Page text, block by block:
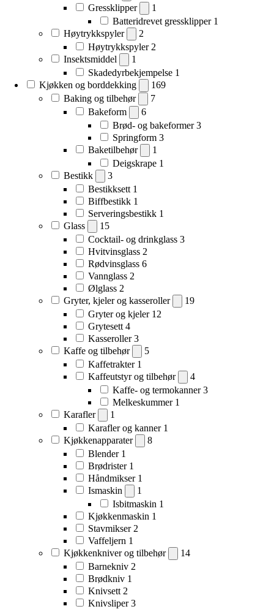
Gressklipper
1
Batteridrevet gressklipper 1
Høytrykkspyler
2
Høytrykkspyler 2
Insektsmiddel
1
Skadedyrbekjempelse 1
Kjøkken og borddekking
169
Baking og tilbehør
7
Bakeform
6
Brød- og bakeformer 3
Springform 3
Baketilbehør
1
Deigskrape 1
Bestikk
3
Bestikksett 1
Biffbestikk 1
Serveringsbestikk 1
Glass
15
Cocktail- og drinkglass 3
Hvitvinsglass 2
Rødvinsglass 6
Vannglass 2
Ølglass 2
Gryter, kjeler og kasseroller
19
Gryter og kjeler 12
Grytesett 4
Kasseroller 3
Kaffe og tilbehør
5
Kaffetrakter 1
Kaffeutstyr og tilbehør
4
Kaffe- og termokanner 3
Melkeskummer 1
Karafler
1
Karafler og kanner 1
Kjøkkenapparater
8
Blender 1
Brødrister 1
Håndmikser 1
Ismaskin
1
Isbitmaskin 1
Kjøkkenmaskin 1
Stavmikser 2
Vaffeljern 1
Kjøkkenkniver og tilbehør
14
Barnekniv 2
Brødkniv 1
Knivsett 2
Knivsliper 3